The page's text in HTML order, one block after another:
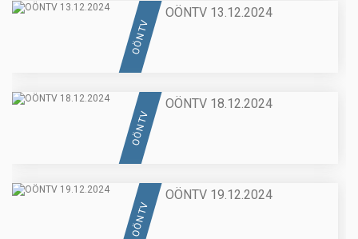
OÖN TV
OÖNTV 13.12.2024
OÖN TV
OÖNTV 18.12.2024
OÖN TV
OÖNTV 19.12.2024